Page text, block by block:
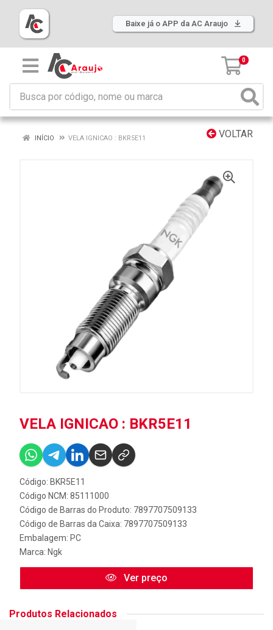
Baixe já o APP da AC Araujo
0
VOLTAR
INÍCIO VELA IGNICAO : BKR5E11
VELA IGNICAO : BKR5E11
Código: BKR5E11
Código NCM: 85111000
Código de Barras do Produto: 7897707509133
Código de Barras da Caixa: 7897707509133
Embalagem: PC
Marca: Ngk
Ver preço
Produtos Relacionados